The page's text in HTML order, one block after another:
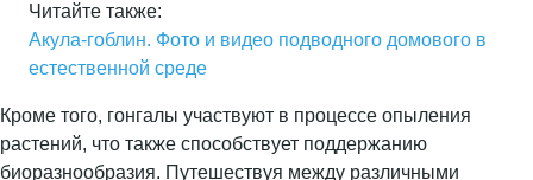
Читайте также:
Акула-гоблин. Фото и видео подводного домового в
естественной среде
Кроме того, гонгалы участвуют в процессе опыления
растений, что также способствует поддержанию
биоразнообразия. Путешествуя между различными